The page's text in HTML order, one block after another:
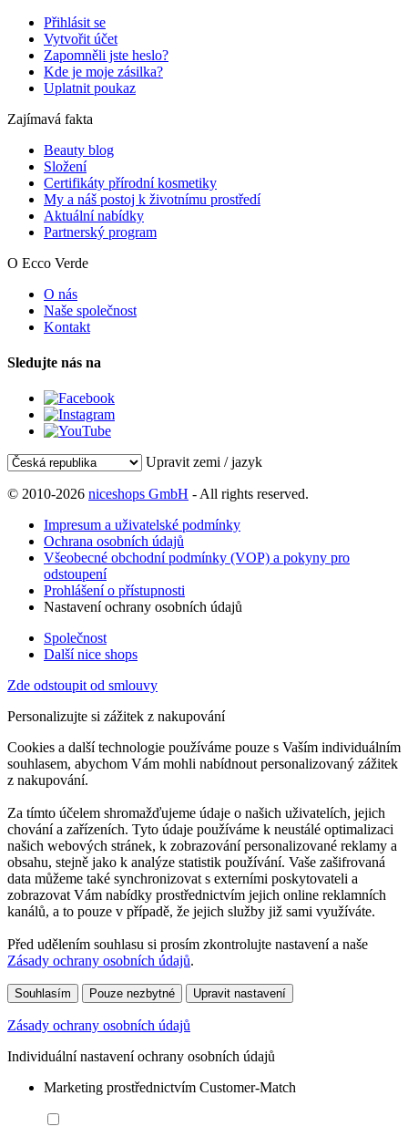
Přihlásit se
Vytvořit účet
Zapomněli jste heslo?
Kde je moje zásilka?
Uplatnit poukaz
Zajímavá fakta
Beauty blog
Složení
Certifikáty přírodní kosmetiky
My a náš postoj k životnímu prostředí
Aktuální nabídky
Partnerský program
O Ecco Verde
O nás
Naše společnost
Kontakt
Sledujte nás na
Upravit zemi / jazyk
© 2010-2026 niceshops GmbH - All rights reserved.
Impresum a uživatelské podmínky
Ochrana osobních údajů
Všeobecné obchodní podmínky (VOP) a pokyny pro
odstoupení
Prohlášení o přístupnosti
Nastavení ochrany osobních údajů
Společnost
Další nice shops
Zde odstoupit od smlouvy
Personalizujte si zážitek z nakupování
Cookies a další technologie používáme pouze s Vaším individuálním
souhlasem, abychom Vám mohli nabídnout personalizovaný zážitek
z nakupování.
Za tímto účelem shromažďujeme údaje o našich uživatelích, jejich
chování a zařízeních. Tyto údaje používáme k neustálé optimalizaci
našich webových stránek, k zobrazování personalizované reklamy a
obsahu, stejně jako k analýze statistik používání. Vaše zašifrovaná
data můžeme také synchronizovat s externími poskytovateli a
zobrazovat Vám nabídky prostřednictvím jejich online reklamních
kanálů, a to pouze v případě, že jejich služby již sami využíváte.
Před udělením souhlasu si prosím zkontrolujte nastavení a naše
Zásady ochrany osobních údajů.
Souhlasím Pouze nezbytné Upravit nastavení
Zásady ochrany osobních údajů
Individuální nastavení ochrany osobních údajů
Marketing prostřednictvím Customer-Match